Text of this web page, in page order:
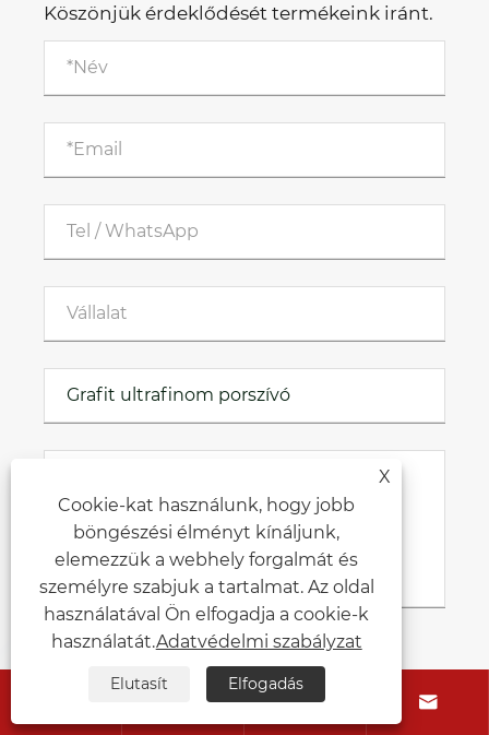
Köszönjük érdeklődését termékeink iránt.
Beküldés  
X
Cookie-kat használunk, hogy jobb
böngészési élményt kínáljunk,
elemezzük a webhely forgalmát és
személyre szabjuk a tartalmat. Az oldal
használatával Ön elfogadja a cookie-k
használatát.Adatvédelmi szabályzat
Elutasít Elfogadás